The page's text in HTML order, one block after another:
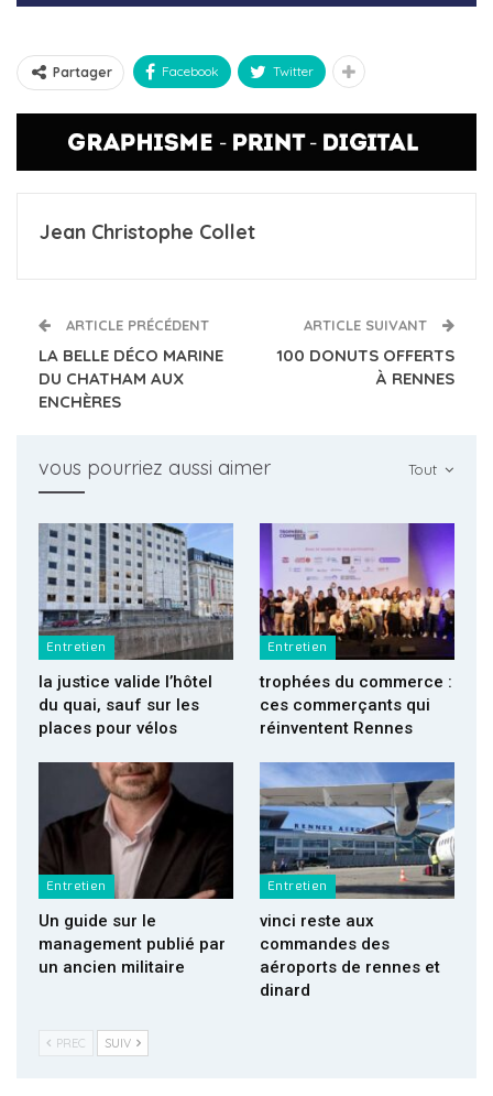
Partager Facebook Twitter
Jean Christophe Collet
ARTICLE PRÉCÉDENT
LA BELLE DÉCO MARINE
DU CHATHAM AUX
ENCHÈRES
ARTICLE SUIVANT
100 DONUTS OFFERTS
À RENNES
Tout
vous pourriez aussi aimer
Entretien
la justice valide l’hôtel
du quai, sauf sur les
places pour vélos
Entretien
trophées du commerce :
ces commerçants qui
réinventent Rennes
Entretien
Un guide sur le
management publié par
un ancien militaire
Entretien
vinci reste aux
commandes des
aéroports de rennes et
dinard
PREC SUIV